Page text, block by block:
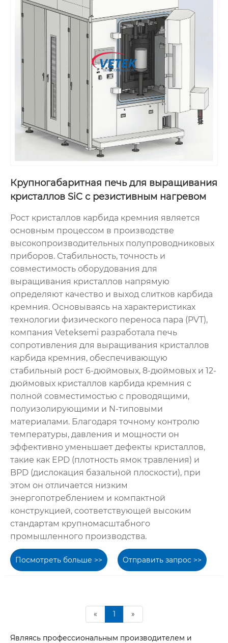
Крупногабаритная печь для выращивания
кристаллов SiC с резистивным нагревом
Рост кристаллов карбида кремния является
основным процессом в производстве
высокопроизводительных полупроводниковых
приборов. Стабильность, точность и
совместимость оборудования для
выращивания кристаллов напрямую
определяют качество и выход слитков карбида
кремния. Основываясь на характеристиках
технологии физического переноса пара (PVT),
компания Veteksemi разработала печь
сопротивления для выращивания кристаллов
карбида кремния, обеспечивающую
стабильный рост 6-дюймовых, 8-дюймовых и 12-
дюймовых кристаллов карбида кремния с
полной совместимостью с проводящими,
полуизолирующими и N-типовыми
материалами. Благодаря точному контролю
температуры, давления и мощности он
эффективно уменьшает дефекты кристаллов,
такие как EPD (плотность ямок травления) и
BPD (дислокация базальной плоскости), при
этом он отличается низким
энергопотреблением и компактной
конструкцией, соответствующей высоким
стандартам крупномасштабного
промышленного производства.
Посмотреть больше >> Отправить запрос >>
« 1 »
Являясь профессиональным производителем и